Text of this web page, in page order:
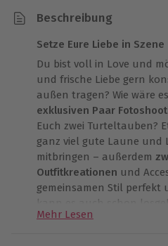
Beschreibung
Setze Eure Liebe in Szene
Du bist voll in Love und
und frische Liebe gern
außen tragen? Wie wäre
exklusiven Paar
Euch zwei Turteltauben?
ganz viel gute Laune und
mitbringen – außerdem
Outfitkreationen und
gemeinsamen Stil perfekt
kann es auch schon
am Rhein, macht vielleicht
Mehr Lesen